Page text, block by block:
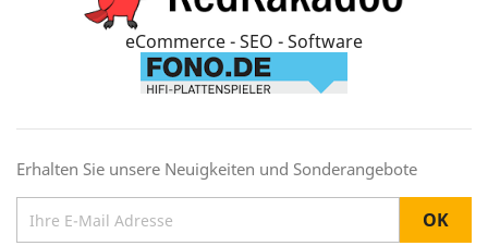
eCommerce - SEO - Software
Erhalten Sie unsere Neuigkeiten und Sonderangebote